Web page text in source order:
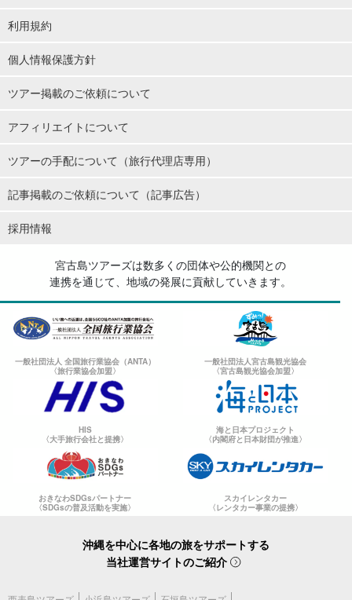
利用規約
個人情報保護方針
ツアー掲載のご依頼について
アフィリエイトについて
ツアーの手配について（旅行代理店専用）
記事掲載のご依頼について（記事広告）
採用情報
宮古島ツアーズは数多くの団体や公的機関との
連携を通じて、地域の発展に貢献していきます。
一般社団法人 全国旅行業協会（ANTA）
〈旅行業協会加盟〉
一般社団法人宮古島観光協会
〈宮古島観光協会加盟〉
HIS
〈大手旅行会社と提携〉
海と日本プロジェクト
〈内閣府と日本財団が推進〉
おきなわSDGsパートナー
〈SDGsの普及活動を実施〉
スカイレンタカー
〈レンタカー事業の提携〉
沖縄を中心に各地の旅をサポートする
当社運営サイトのご紹介